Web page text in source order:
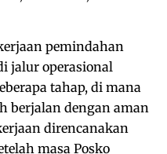
pemindahan
jalur operasional
tahap, di mana
berjalan dengan aman
direncanakan
masa Posko